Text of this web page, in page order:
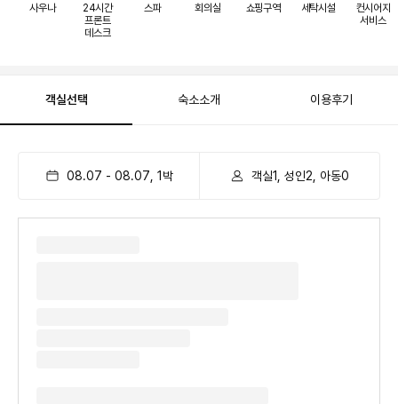
사우나
24시간
프론트
데스크
스파 회의실 쇼핑구역 세탁시설
컨시어지
서비스
객실선택 숙소소개 이용후기
08.07 - 08.07 1 박 객실1, 성인2, 아동0